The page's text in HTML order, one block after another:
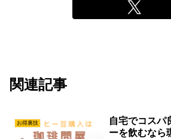
関連記事
お得裏技
自宅でコスパ
ーを飲むなら